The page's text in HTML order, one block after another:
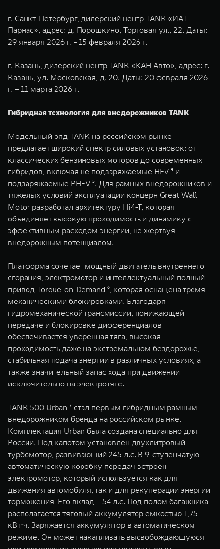
г. Санкт-Петербург, дилерский центр TANK «ИАТ
Парнас», адрес: д. Порошкино, Торговая ул., 22. Даты:
29 января 2026 г. - 15 февраля 2026 г.
г. Казань, дилерский центр TANK «КАН Авто», адрес: г.
Казань, ул. Московская, д. 20. Даты: 20 февраля 2026
г. – 11 марта 2026 г.
Гибридная технология для внедорожников TANK
Модельный ряд TANK на российском рынке
предлагает широкий спектр силовых установок: от
классических бензиновых моторов до современных
гибридов, включая не подзаряжаемые HEV ⁴ и
подзаряжаемые PHEV ⁵. Для рамных внедорожников и
тяжелых условий эксплуатации концерн Great Wall
Motor разработал архитектуру Hi4-T, которая
объединяет высокую проходимость и динамику с
эффективным расходом энергии, не жертвуя
внедорожным потенциалом.
Платформа сочетает мощный двигатель внутреннего
сгорания, электромотор и интеллектуальный полный
привод Torque-on-Demand ⁶, которая оснащена тремя
механическими блокировками. Благодаря
гидромеханической трансмиссии, понижающей
передаче и блокировке дифференциалов
обеспечивается уверенная тяга, высокая
проходимость даже на экстремальном бездорожье,
стабильная подача энергии в различных условиях, а
также значительный запас хода при движении
исключительно на электротяге.
TANK 500 Urban ⁷ стал первым гибридным рамным
внедорожником бренда на российском рынке.
Комплектация Urban была создана специально для
России. Под капотом установлен двухлитровый
турбомотор, развивающий 245 л.с. В 9-ступенчатую
автоматическую коробку передач встроен
электромотор, который используется как для
движения автомобиля, так и для рекуперации энергии
торможения. Его вклад – 54 л.с. Под полом багажника
располагается тяговый аккумулятор емкостью 1,75
кВт⋅ч. Заряжается аккумулятор в автоматическом
режиме. Он может накапливать высвобождающуюся